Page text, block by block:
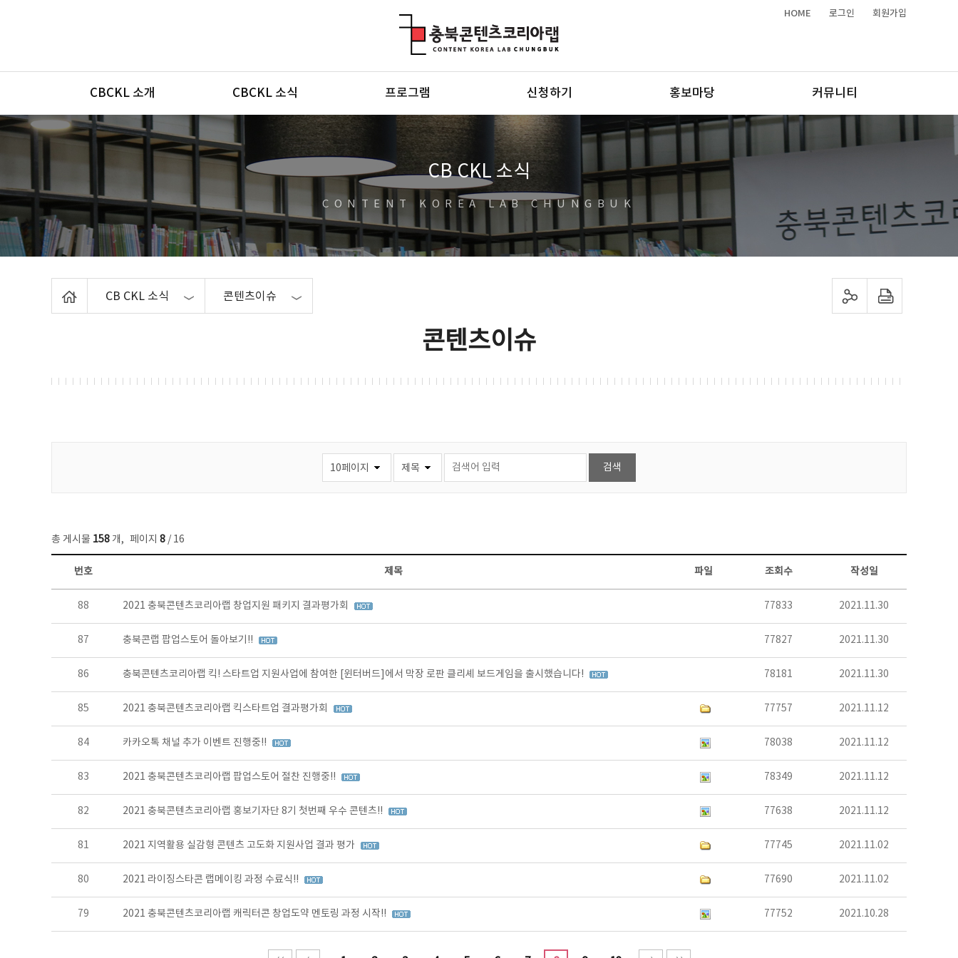
HOME 로그인 회원가입
메뉴
CBCKL 소개 CBCKL 소식 프로그램 신청하기 홍보마당 커뮤니티
CB CKL 소식
CONTENT KOREA LAB CHUNGBUK
CB CKL 소식 콘텐츠이슈 sns 공유하기 프린트하기
콘텐츠이슈
총 게시물 158 개, 페이지 8 / 16
콘텐츠이슈 목록 - 번호, 제목, 작성자, 파일, 조회수, 작성일 정보 제공
번호 제목 파일 조회수 작성일
88 2021 충북콘텐츠코리아랩 창업지원 패키지 결과평가회 77833 2021.11.30
87 충북콘랩 팝업스토어 돌아보기!! 77827 2021.11.30
86 충북콘텐츠코리아랩 킥! 스타트업 지원사업에 참여한 [윈터버드]에서 막장 로판 클리셰 보드게임을 출시했습니다! 78181 2021.11.30
85 2021 충북콘텐츠코리아랩 킥스타트업 결과평가회 77757 2021.11.12
84 카카오톡 채널 추가 이벤트 진행중!! 78038 2021.11.12
83 2021 충북콘텐츠코리아랩 팝업스토어 절찬 진행중!! 78349 2021.11.12
82 2021 충북콘텐츠코리아랩 홍보기자단 8기 첫번째 우수 콘텐츠!! 77638 2021.11.12
81 2021 지역활용 실감형 콘텐츠 고도화 지원사업 결과 평가 77745 2021.11.02
80 2021 라이징스타콘 랩메이킹 과정 수료식!! 77690 2021.11.02
79 2021 충북콘텐츠코리아랩 캐릭터콘 창업도약 멘토링 과정 시작!! 77752 2021.10.28